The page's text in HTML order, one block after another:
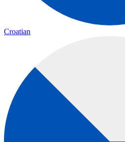
Croatian